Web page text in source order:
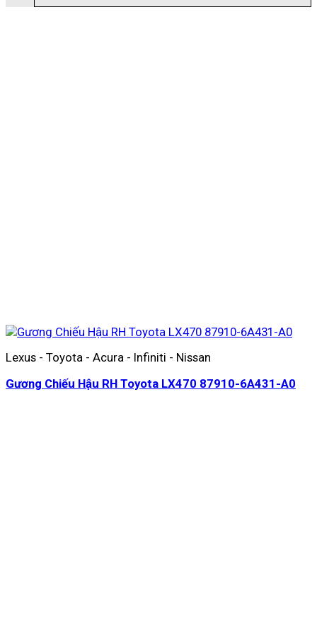
Lexus - Toyota - Acura - Infiniti - Nissan
Gương Chiếu Hậu RH Toyota LX470 87910-6A431-A0